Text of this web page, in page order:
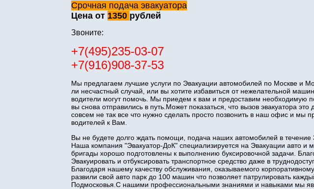
Срочная подача эвакуатора
Цена от 1350 рублей
Звоните:
+7(495)235-03-07
+7(916)908-37-53
Мы предлагаем лучшие услуги по Эвакуации автомобилей по Москве и
ли несчастный случай, или вы хотите избавиться от нежелательной
водители могут помочь. Мы приедем к вам и предоставим необходимую
вы снова отправились в путь.Может показаться, что вызов эвакуатора
совсем не так все что нужно сделать просто позвонить в наш офис и
водителей к Вам.
Вы не будете долго ждать помощи, подача наших автомобилей в течение
Наша компания "Эвакуатор-ДоК" специализируется на Эвакуации авто и
бригады хорошо подготовлены к выполнению буксировочной задачи.
Эвакуировать и отбуксировать транспортное средство даже в
Благодаря нашему качеству обслуживания, оказываемого
развили свой авто парк до 100 машин что позволяет патрулировать
Подмосковья.С нашими профессиональными знаниями и навыками мы